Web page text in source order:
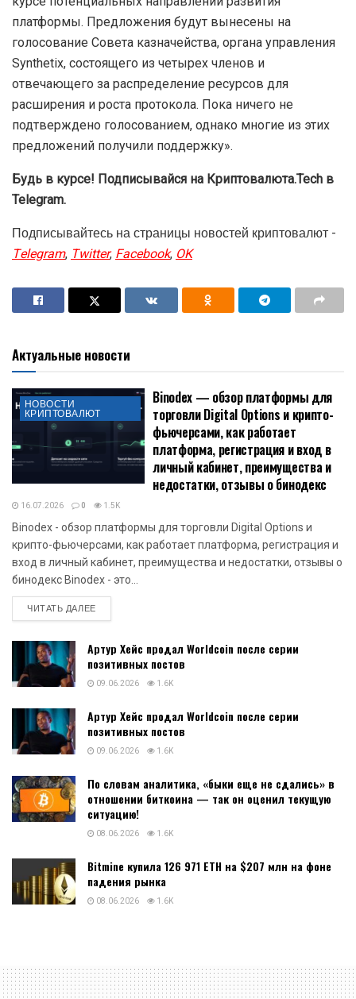
платформы. Предложения будут вынесены на
голосование Совета казначейства, органа управления
Synthetix, состоящего из четырех членов и
отвечающего за распределение ресурсов для
расширения и роста протокола. Пока ничего не
подтверждено голосованием, однако многие из этих
предложений получили поддержку».
Будь в курсе! Подписывайся на Криптовалюта.Tech в
Telegram.
Подписывайтесь на страницы новостей криптовалют -
Telegram, Twitter, Facebook, OK
Актуальные новости
НОВОСТИ
КРИПТОВАЛЮТ
Binodex — обзор платформы для
торговли Digital Options и крипто-
фьючерсами, как работает
платформа, регистрация и вход в
личный кабинет, преимущества и
недостатки, отзывы о бинодекс
16.07.2026 0 1.5K
Binodex - обзор платформы для торговли Digital Options и
крипто-фьючерсами, как работает платформа, регистрация и
вход в личный кабинет, преимущества и недостатки, отзывы о
бинодекс Binodex - это...
ЧИТАТЬ ДАЛЕЕDETAILS
Артур Хейс продал Worldcoin после серии
позитивных постов
09.06.2026 1.6K
Артур Хейс продал Worldcoin после серии
позитивных постов
09.06.2026 1.6K
По словам аналитика, «быки еще не сдались» в
отношении биткоина — так он оценил текущую
ситуацию!
08.06.2026 1.6K
Bitmine купила 126 971 ETH на $207 млн на фоне
падения рынка
08.06.2026 1.6K